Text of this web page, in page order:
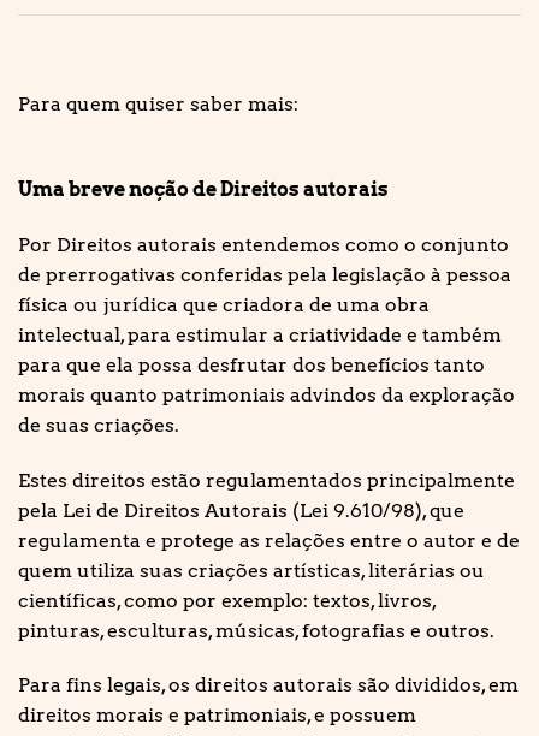
Para quem quiser saber mais:
Uma breve noção de Direitos autorais
Por Direitos autorais entendemos como o conjunto
de prerrogativas conferidas pela legislação à pessoa
física ou jurídica que criadora de uma obra
intelectual, para estimular a criatividade e também
para que ela possa desfrutar dos benefícios tanto
morais quanto patrimoniais advindos da exploração
de suas criações.
Estes direitos estão regulamentados principalmente
pela Lei de Direitos Autorais (Lei 9.610/98), que
regulamenta e protege as relações entre o autor e de
quem utiliza suas criações artísticas, literárias ou
científicas, como por exemplo: textos, livros,
pinturas, esculturas, músicas, fotografias e outros.
Para fins legais, os direitos autorais são divididos, em
direitos morais e patrimoniais, e possuem